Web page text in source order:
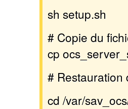
sh setup.sh
# Copie du
cp
# Restauration
cd /var/